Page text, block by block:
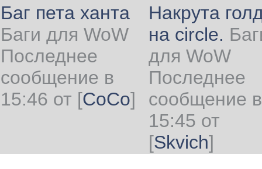
Баг пета ханта
Баги для WoW
Последнее
сообщение в
15:46 от [CoCo]
Накрута
на circle.
для WoW
Последнее
сообщение в
15:45 от
[Skvich]